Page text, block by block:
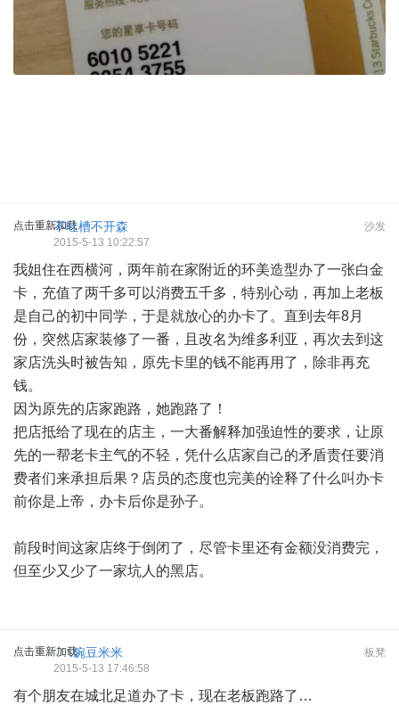
点击重新加载 沙发
不吐槽不开森
2015-5-13 10:22:57
我姐住在西横河，两年前在家附近的环美造型办了一张白金
卡，充值了两千多可以消费五千多，特别心动，再加上老板
是自己的初中同学，于是就放心的办卡了。直到去年8月
份，突然店家装修了一番，且改名为维多利亚，再次去到这
家店洗头时被告知，原先卡里的钱不能再用了，除非再充
钱。
因为原先的店家跑路，她跑路了！
把店抵给了现在的店主，一大番解释加强迫性的要求，让原
先的一帮老卡主气的不轻，凭什么店家自己的矛盾责任要消
费者们来承担后果？店员的态度也完美的诠释了什么叫办卡
前你是上帝，办卡后你是孙子。
前段时间这家店终于倒闭了，尽管卡里还有金额没消费完，
但至少又少了一家坑人的黑店。
点击重新加载 板凳
∵∴豌豆米米
2015-5-13 17:46:58
有个朋友在城北足道办了卡，现在老板跑路了…